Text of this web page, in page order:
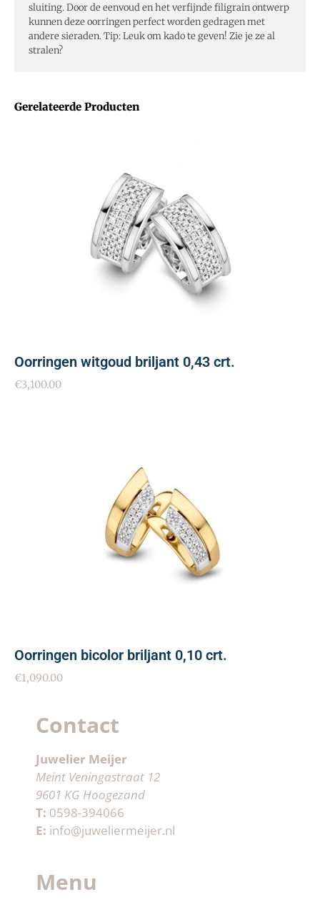
Gerelateerde Producten
Oorringen witgoud briljant 0,43 crt.
€3,100.00
Oorringen bicolor briljant 0,10 crt.
€1,090.00
sluiting. Door de eenvoud en het verfijnde filigrain ontwerp
kunnen deze oorringen perfect worden gedragen met
andere sieraden. Tip: Leuk om kado te geven! Zie je ze al
stralen?
Contact
Juwelier Meijer
Meint Veningastraat 12
9601 KG Hoogezand
T: 0598-394066
E: info@juweliermeijer.nl
Menu